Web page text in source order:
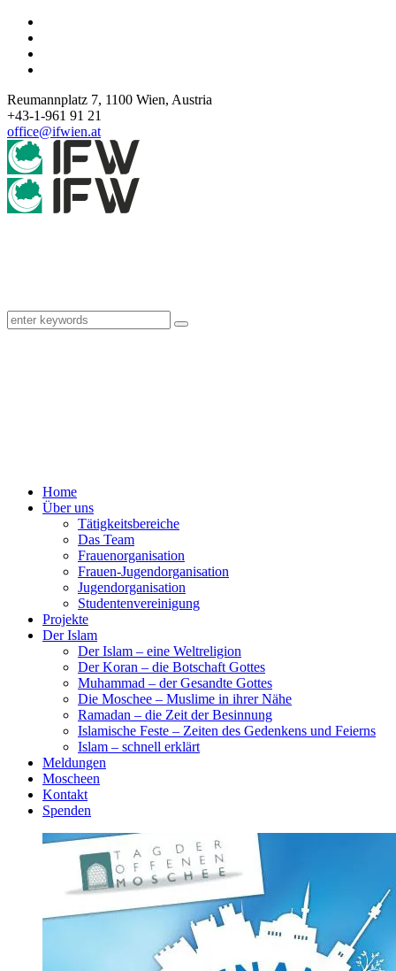
Reumannplatz 7, 1100 Wien, Austria
+43-1-961 91 21
office@ifwien.at
Home
Über uns
Tätigkeitsbereiche
Das Team
Frauenorganisation
Frauen-Jugendorganisation
Jugendorganisation
Studentenvereinigung
Projekte
Der Islam
Der Islam – eine Weltreligion
Der Koran – die Botschaft Gottes
Muhammad – der Gesandte Gottes
Die Moschee – Muslime in ihrer Nähe
Ramadan – die Zeit der Besinnung
Islamische Feste – Zeiten des Gedenkens und Feierns
Islam – schnell erklärt
Meldungen
Moscheen
Kontakt
Spenden